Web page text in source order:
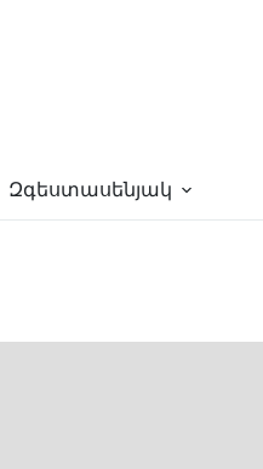
Զգեստասենյակ